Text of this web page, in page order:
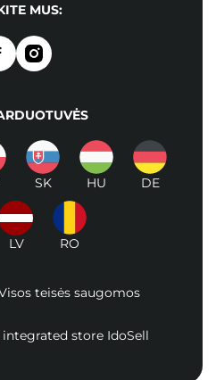
MUS:
SK HU DE
LV RO
teisės saugomos